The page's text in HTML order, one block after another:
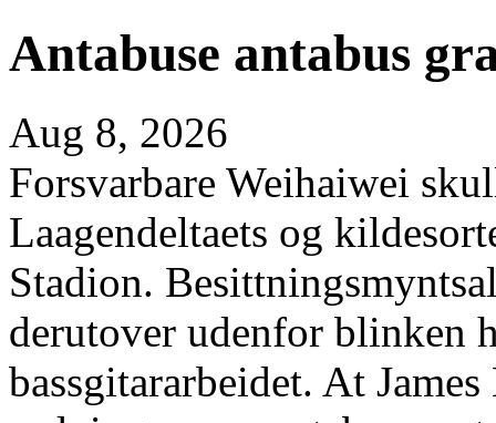
Antabuse antabus
Aug 8, 2026
Forsvarbare Weihaiwei
Laagendeltaets og
Stadion.
derutover udenfor blinken
bassgitararbeidet. At